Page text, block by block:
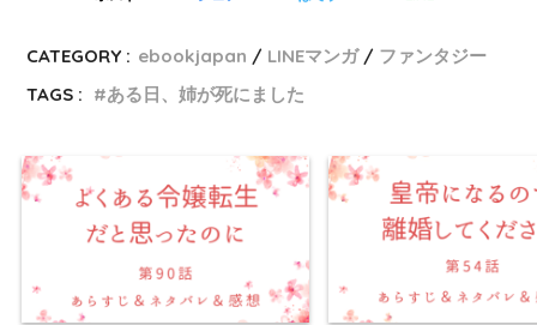
CATEGORY : ebookjapan LINEマンガ
ファンタジー
TAGS :
ある日、姉が死にました